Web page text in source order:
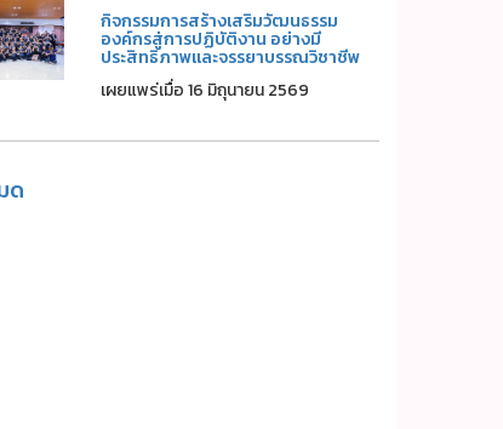
กิจกรรมการสร้างเสริมวัฒนธรรม
องค์กรสู่การปฏิบัติงาน อย่างมี
ประสิทธิภาพและจรรยาบรรณวิชาชีพ
เผยแพร่เมื่อ 16 มิถุนายน 2569
ด